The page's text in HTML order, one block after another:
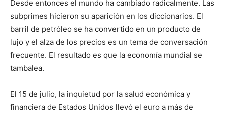
Desde entonces el mundo ha cambiado radicalmente. Las
subprimes hicieron su aparición en los diccionarios. El
barril de petróleo se ha convertido en un producto de
lujo y el alza de los precios es un tema de conversación
frecuente. El resultado es que la economía mundial se
tambalea.
El 15 de julio, la inquietud por la salud económica y
financiera de Estados Unidos llevó el euro a más de